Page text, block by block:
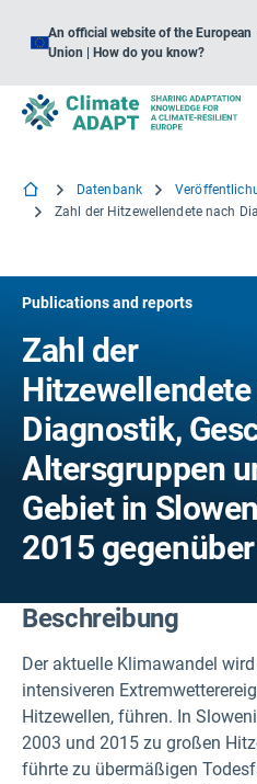
An official website of the European
Union | How do you know?
Datenbank
Publications and reports
Zahl der
Diagnostik,
Altersgruppen
Gebiet in
2015
Beschreibung
Der aktuelle Klimawandel
intensiveren
Hitzewellen, führen. In
2003 und 2015 zu großen
führte zu übermäßigen